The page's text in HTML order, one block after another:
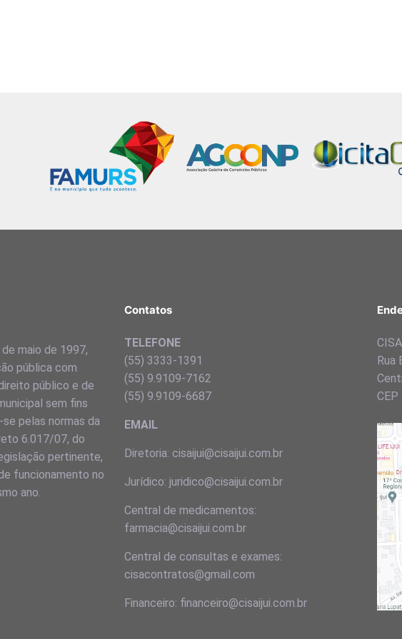
maio de 1997,
pública com
público e de
sem fins
pelas normas da
6.017/07, do
pertinente,
funcionamento no
ano.
Contatos
TELEFONE
(55) 3333-1391
(55) 9.9109-7162
(55) 9.9109-6687
EMAIL
Diretoria: cisaijui@cisaijui.com.br
Jurídico: juridico@cisaijui.com.br
Central de medicamentos:
farmacia@cisaijui.com.br
Central de consultas e exames:
cisacontratos@gmail.com
Financeiro: financeiro@cisaijui.com.br
Rua